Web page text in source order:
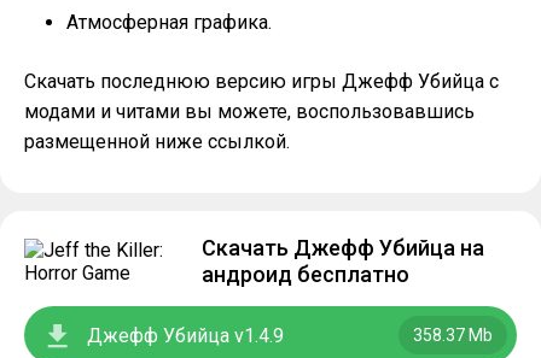
Атмосферная графика.
Скачать последнюю версию игры Джефф Убийца с
модами и читами вы можете, воспользовавшись
размещенной ниже ссылкой.
Скачать Джефф Убийца на
андроид бесплатно
Джефф Убийца v1.4.9 358.37 Mb